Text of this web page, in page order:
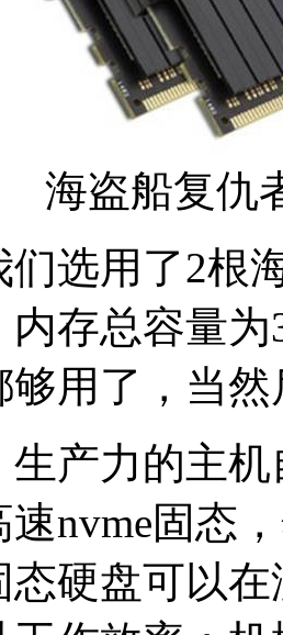
海盗船复仇
选用了2根
内存总容量
够用了，当
生产力的主
nvme固态
态硬盘可以